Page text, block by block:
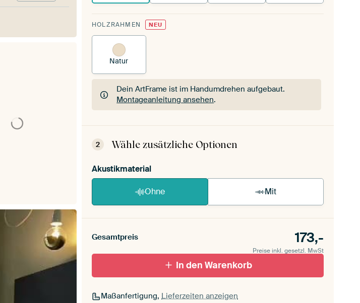
HOLZRAHMEN NEU
Natur
Dein ArtFrame ist im Handumdrehen aufgebaut.
Montageanleitung ansehen.
Dein ArtFrame ist im Handumdrehen aufgebaut.
2 Wähle zusätzliche Optionen
Akustikmaterial
Ohne Mit
Gesamtpreis 173,-
Preise inkl. gesetzl. MwSt
In den Warenkorb
Maßanfertigung, Lieferzeiten anzeigen